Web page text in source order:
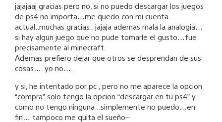
jajajaaj gracias pero no, si no puedo descargar los juegos
de ps4 no importa…me quedo con mi cuenta
actual..muchas gracias.. jajaja ademas mala la analogia…
si hay algun juego que no pude tomarle el gusto…fue
precisamente al minecraft.
Ademas prefiero dejar que otros se desprendan de sus
cosas…. yo no…..
y si, he intentado por pc , pero no me aparece la opcion
“compra” solo tengo la opcion “descargar en tu ps4” y
como no tengo ninguna ..simplemente no puedo…en
fin… tampoco me quita el sueño–